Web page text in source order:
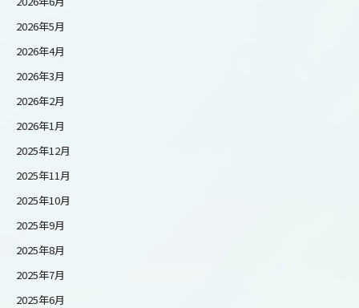
2026年5月
2026年4月
2026年3月
2026年2月
2026年1月
2025年12月
2025年11月
2025年10月
2025年9月
2025年8月
2025年7月
2025年6月